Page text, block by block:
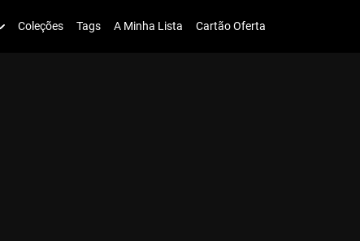
Coleções Tags A Minha Lista Cartão Oferta